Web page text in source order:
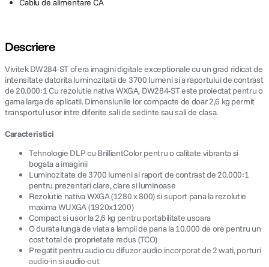
Cablu de alimentare CA
Descriere
Vivitek DW284-ST ofera imagini digitale exceptionale cu un grad ridicat de
intensitate datorita luminozitatii de 3700 lumeni si a raportului de contrast
de 20.000:1 Cu rezolutie nativa WXGA, DW284-ST este proiectat pentru o
gama larga de aplicatii. Dimensiunile lor compacte de doar 2,6 kg permit
transportul usor intre diferite sali de sedinte sau sali de clasa.
Caracteristici
Tehnologie DLP cu BrilliantColor pentru o calitate vibranta si
bogata a imaginii
Luminozitate de 3700 lumeni si raport de contrast de 20.000:1
pentru prezentari clare, clare si luminoase
Rezolutie nativa WXGA (1280 x 800) si suport pana la rezolutie
maxima WUXGA (1920x1200)
Compact si usor la 2,6 kg pentru portabilitate usoara
O durata lunga de viata a lampii de pana la 10.000 de ore pentru un
cost total de proprietate redus (TCO)
Pregatit pentru audio cu difuzor audio incorporat de 2 wati, porturi
audio-in si audio-out